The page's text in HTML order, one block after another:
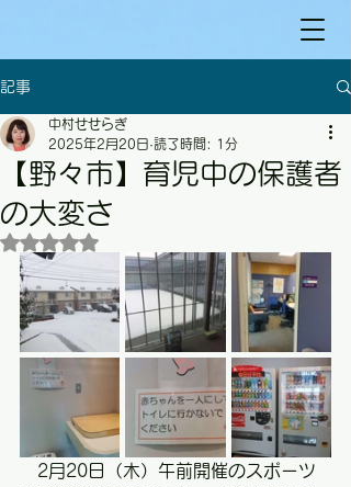
記事
【野々市】育児中の保護者
の大変さ
中村せせらぎ
2025年2月20日 読了時間: 1分
5つ星のうちNaNと評価されています。
2月20日（木）午前開催のスポーツ